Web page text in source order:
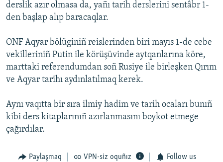
derslik azır olmasa da, yañı tarih derslerini sentâbr 1-
den başlap alıp baracaqlar.
ONF Aqyar bölüginiñ reislerinden biri mayıs 1-de cebe
vekilleriniñ Putin ile körüşüvinde aytqanlarına köre,
marttaki referendumdan soñ Rusiye ile birleşken Qırım
ve Aqyar tarihı aydınlatılmaq kerek.
Aynı vaqıtta bir sıra ilmiy hadim ve tarih ocaları bunıñ
kibi ders kitaplarınıñ azırlanmasını boykot etmege
çağırdılar.
Paylaşmaq VPN-siz oquñız Follow us